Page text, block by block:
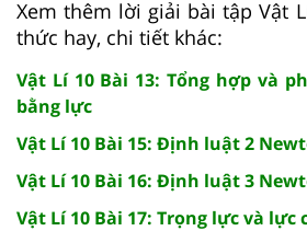
Xem thêm lời giải bài tập Vật
thức hay, chi tiết khác:
Vật Lí 10 Bài 13: Tổng hợp và
bằng lực
Vật Lí 10 Bài 15: Định luật 2
Vật Lí 10 Bài 16: Định luật 3
Vật Lí 10 Bài 17: Trọng lực và lực